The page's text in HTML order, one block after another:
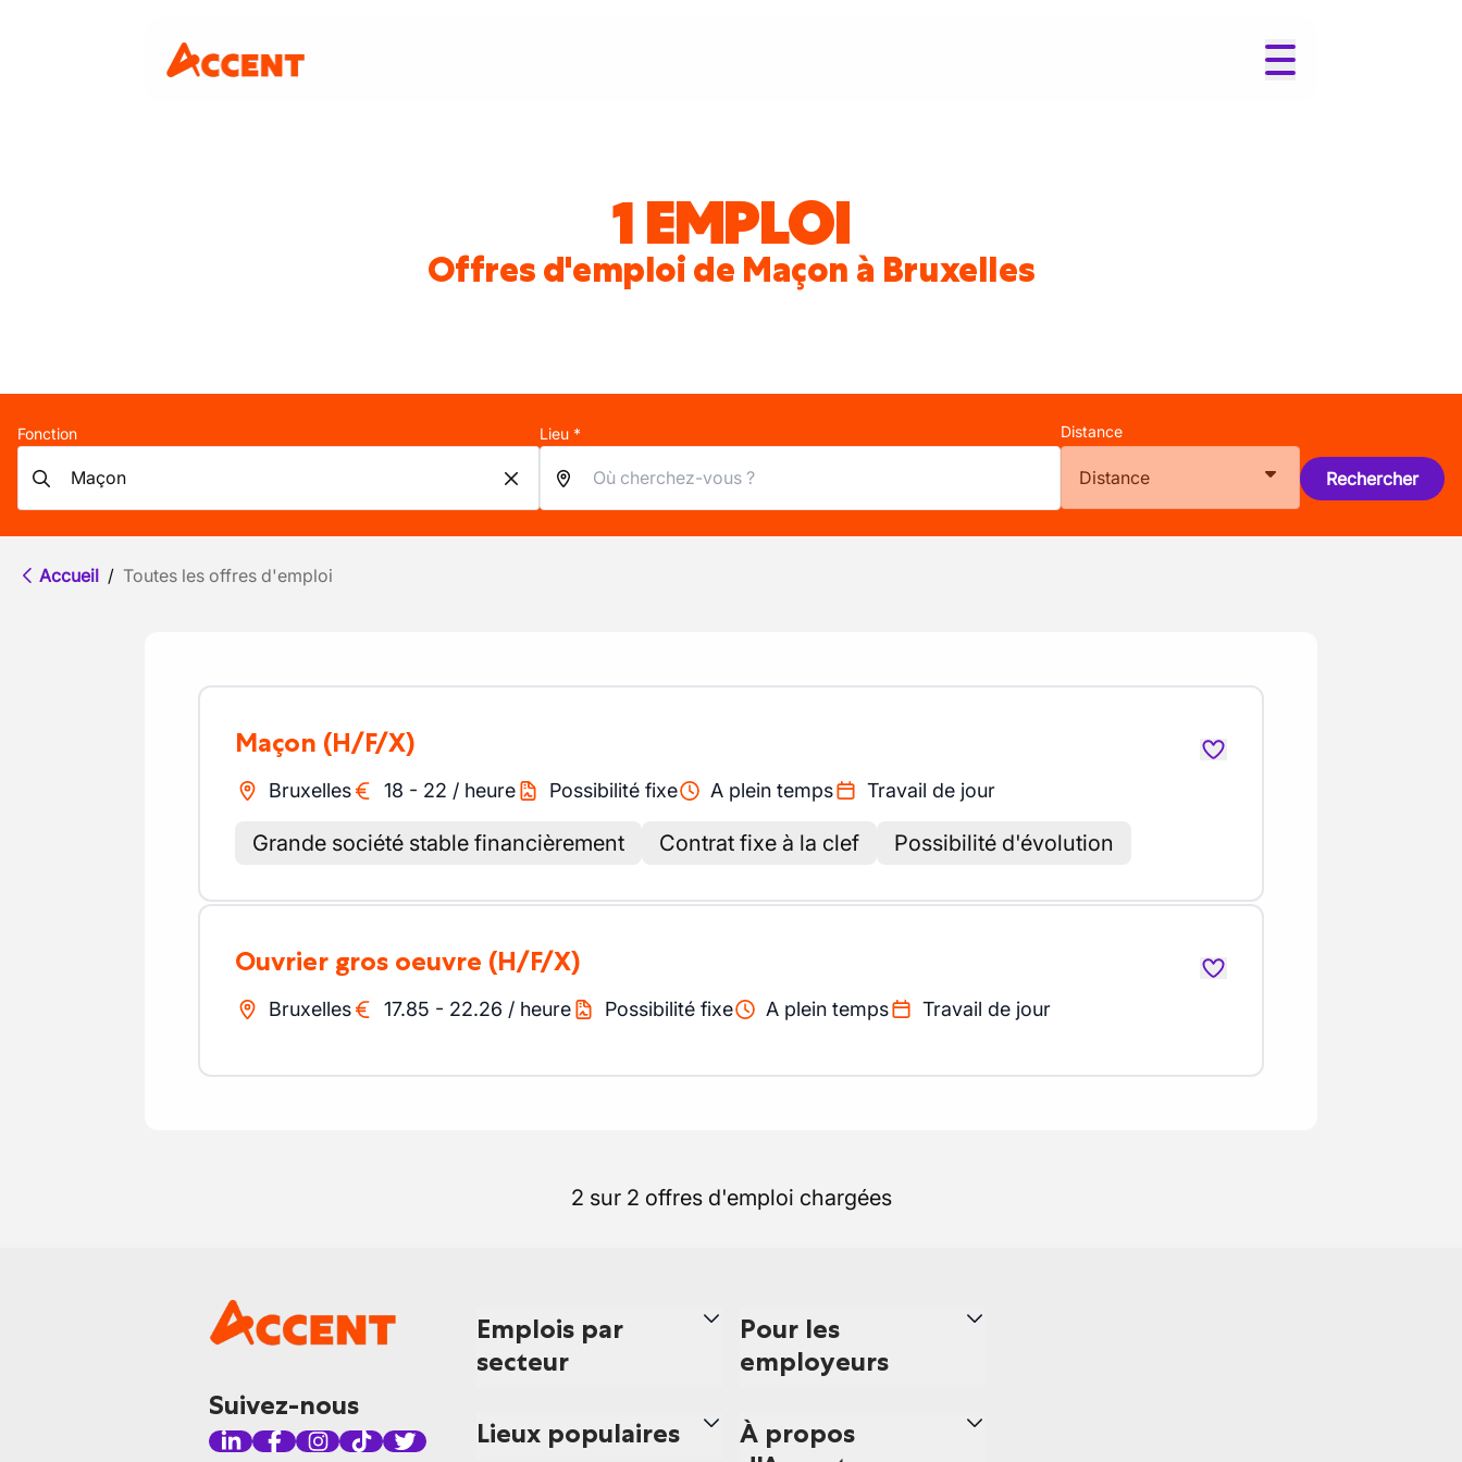
1 EMPLOI
Offres d'emploi de Maçon à Bruxelles
Fonction Lieu * Distance
Distance Rechercher
Accueil / Toutes les offres d'emploi
Maçon (H/F/X)
Bruxelles 18 - 22 / heure Possibilité fixe A plein temps Travail de jour
Grande société stable financièrement Contrat fixe à la clef Possibilité d'évolution
Ouvrier gros oeuvre (H/F/X)
Bruxelles 17.85 - 22.26 / heure Possibilité fixe A plein temps Travail de jour
2 sur 2 offres d'emploi chargées
Suivez-nous
Emplois par
secteur
Lieux populaires
Pour les
employeurs
À propos